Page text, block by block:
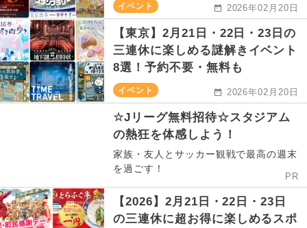
イベント 2026年02月20日
【東京】2月21日・22日・23日の
三連休に楽しめる謎解きイベント
8選！予約不要・無料も
イベント 2026年02月20日
☆Jリーグ無料招待☆スタジアム
の熱狂を体感しよう！
家族・友人とサッカー観戦で最高の週末
を過ごす！
PR
【2026】2月21日・22日・23日
の三連休に超お得に楽しめるスポ